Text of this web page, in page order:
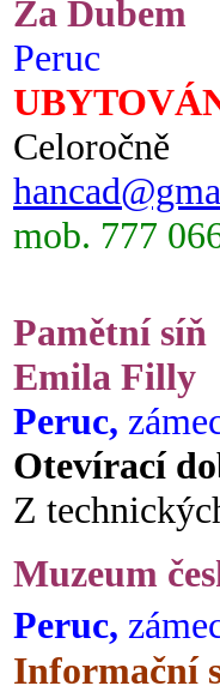
Za Dubem
Peruc
Celoročně
mob. 777
Pamětní síň
Emila Filly
Peruc,
Otevírací
Z
Muzeum
Peruc,
Informační